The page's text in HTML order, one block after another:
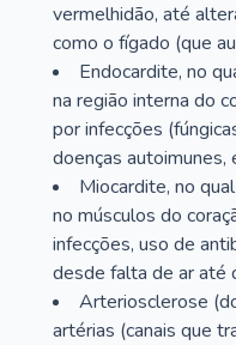
vermelhidão, até
como o fígado (que
Endocardite, no
na região interna do
por infecções
doenças autoimunes,
Miocardite, no
no músculos do
infecções, uso de
desde falta de ar até
Arteriosclerose
artérias (canais que